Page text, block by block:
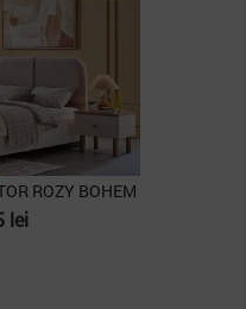
ROZY BOHEM
lei